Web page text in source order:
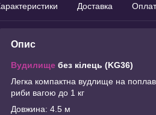
Доставка
Опис
Вудилище без кілець (KG36)
Легка компактна вудлище на
риби вагою до 1 кг
Довжина: 4.5 м